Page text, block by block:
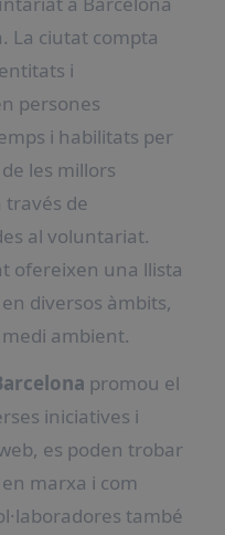
La ciutat compta
i
persones
i habilitats per
les millors
través de
al voluntariat.
ofereixen una llista
diversos àmbits,
medi ambient.
promou el
iniciatives i
es poden trobar
marxa i com
també